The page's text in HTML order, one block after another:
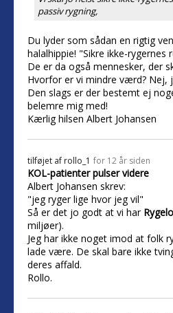
passiv rygning,
Du lyder som sådan en rigtig
halalhippie! "Sikre ikke-rygernes
De er da også mennesker, der
Hvorfor er vi mindre værd? Nej,
Den slags er der bestemt ej
belemre mig med!
Kærlig hilsen Albert Johansen
tilføjet af rollo_1 for 12 år siden
KOL-patienter pulser videre
Albert Johansen skrev:
"jeg ryger lige hvor jeg vil"
Så er det jo godt at vi har
miljøer).
Jeg har ikke noget imod at folk
lade være. De skal bare ikke
deres affald.
Rollo.